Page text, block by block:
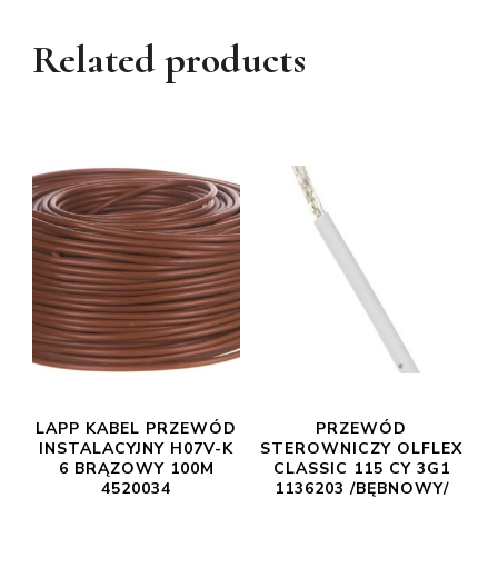
Related products
LAPP KABEL PRZEWÓD
INSTALACYJNY H07V-K
6 BRĄZOWY 100M
4520034
PRZEWÓD
STEROWNICZY OLFLEX
CLASSIC 115 CY 3G1
1136203 /BĘBNOWY/